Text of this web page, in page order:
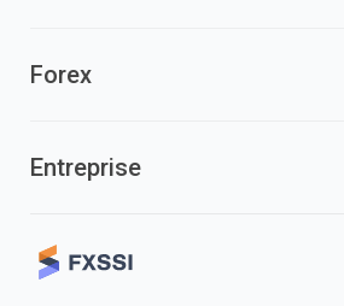
Forex
Entreprise